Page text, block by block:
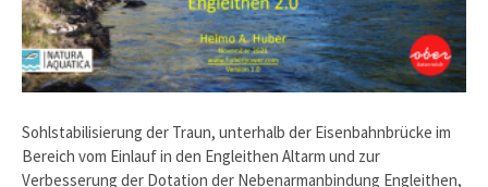
Sohlstabilisierung der Traun, unterhalb der Eisenbahnbrücke im
Bereich vom Einlauf in den Engleithen Altarm und zur
Verbesserung der Dotation der Nebenarmanbindung Engleithen,